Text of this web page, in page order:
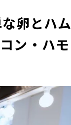
卵とハム
ン・ハモ